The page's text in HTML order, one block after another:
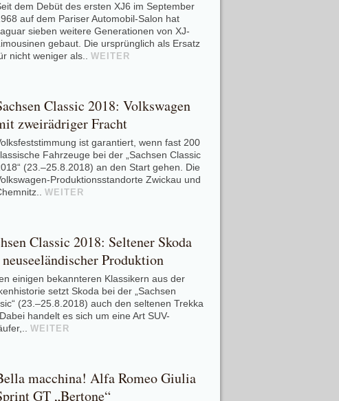
dem Debüt des ersten XJ6 im September
auf dem Pariser Automobil-Salon hat
sieben weitere Generationen von XJ-
gebaut. Die ursprünglich als Ersatz
nicht weniger als.. WEITER
Classic 2018: Volkswagen
zweirädriger Fracht
ist garantiert, wenn fast 200
Fahrzeuge bei der „Sachsen Classic
(23.–25.8.2018) an den Start gehen. Die
Produktionsstandorte Zwickau und
WEITER
Classic 2018: Seltener Skoda
neuseeländischer Produktion
einigen bekannteren Klassikern aus der
setzt Skoda bei der „Sachsen
(23.–25.8.2018) auch den seltenen Trekka
handelt es sich um eine Art SUV-
WEITER
macchina! Alfa Romeo Giulia
GT „Bertone“